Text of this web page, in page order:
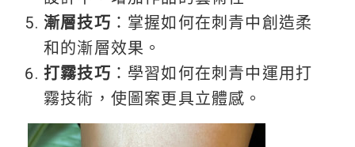
漸層技巧 ：掌握如何在刺青中創造柔
和的漸層效果。
打霧技巧 ：學習如何在刺青中運用打
霧技術，使圖案更具立體感。